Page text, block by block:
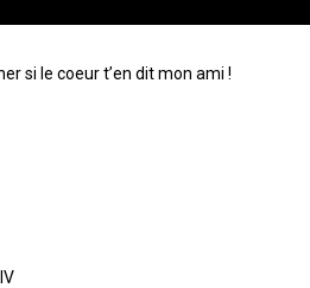
si le coeur t’en dit mon ami !